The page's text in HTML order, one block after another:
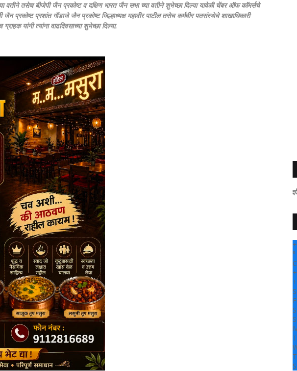
वतीने तसेच बीजेपी जैन प्रकोष्ट व दक्षिण भारत जैन सभा च्या वतीने शुभेच्छा दिल्या यावेळी चेंबर ऑफ कॉमर्सचे
प्रकोष्ट प्रशांत गौंडाजे जैन प्रकोष्ट जिल्हाध्यक्ष महावीर पाटील तसेच कर्मवीर पतसंस्थेचे शाखाधिकारी
यांनी त्यांना वाढदिवसाच्या शुभेच्छा दिल्या.
" सांगली दर्पण न्यूज वर
+
°
C
+
+